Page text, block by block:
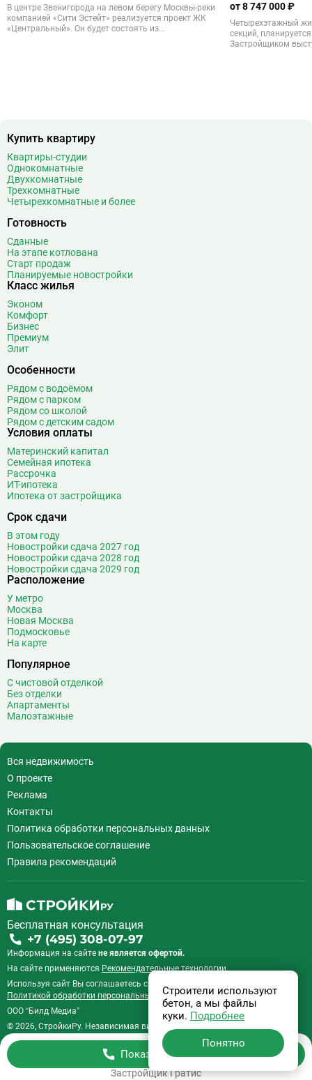
В центре Звенигорода на левом берегу Москвы-реки
компанией «Сити Эстейт» реализуется проект ЖК
«Центральный». Он будет состоять из...
от 8 747 000 ₽
Четырехэтажный
секций,
Застройщиком
Показать телефон
ЗастройщикГратис
Купить квартиру
Квартиры-студии
Однокомнатные
Двухкомнатные
Трехкомнатные
Четырехкомнатные и более
Готовность
Сданные
На этапе котлована
Старт продаж
Планируемые новостройки
Класс жилья
Эконом
Комфорт
Бизнес
Премиум
Элит
Особенности
Рядом с водоёмом
Рядом с парком
Рядом со школой
Рядом с детским садом
Условия оплаты
Материнский капитал
Семейная ипотека
Рассрочка
ИТ-ипотека
Ипотека от застройщика
Срок сдачи
В этом году
Новостройки сдача 2027 год
Новостройки сдача 2028 год
Новостройки сдача 2029 год
Расположение
У метро
Москва
Новая Москва
Подмосковье
На карте
Популярное
С чистовой отделкой
Без отделки
Апартаменты
Малоэтажные
Вся недвижимость
О проекте
Реклама
Контакты
Политика обработки персональных данных
Пользовательское соглашение
Правила рекомендаций
Бесплатная консультация
+7 (495) 308-07-97
Информация на сайте не является офертой.
На сайте применяются Рекомендательные технологии.
Используя сайт Вы соглашаетесь с
Политикой обработки персональных данных.
ООО “Билд Медиа”
© 2026, СтройкиРу. Независимая витрина недвижимости России.
Строители используют
бетон, а мы файлы
куки. Подробнее
Понятно